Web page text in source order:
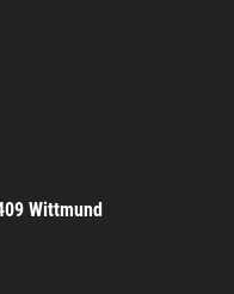
Wittmund